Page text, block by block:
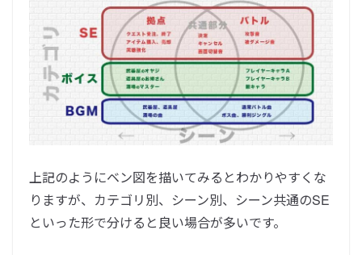
上記のようにベン図を描いてみるとわかりやすくな
りますが、カテゴリ別、シーン別、シーン共通のSE
といった形で分けると良い場合が多いです。